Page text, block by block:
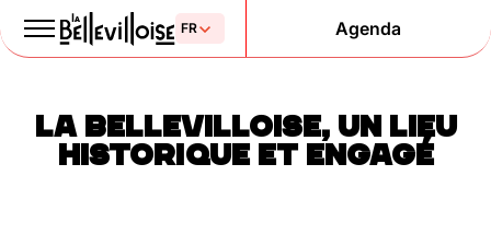
Le Paris
de la liberté
Agenda
LA BELLEVILLOISE, UN LIEU
HISTORIQUE ET ENGAGÉ